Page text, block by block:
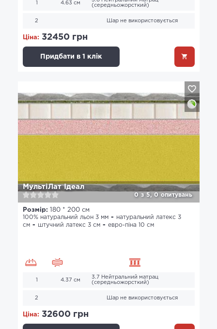
1 4.63 см
(середньожорсткий)
2 Шар не використовується
Ціна: 32450 грн
Придбати в 1 клік
МультіЛат Ідеал
0 з 5, 0 опитувань
Розмір: 180 * 200 см
100% натуральний льон 3 мм
натуральний латекс 3
см
штучний латекс 3 см евро-піна 10 см
1 4.37 см
3.7 Нейтральний матрац
(середньожорсткий)
2 Шар не використовується
Ціна: 32600 грн